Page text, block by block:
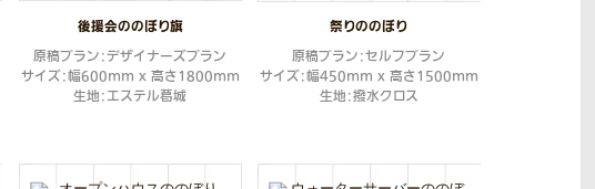
後援会ののぼり旗
原稿プラン：デザイナーズプラン
サイズ：幅600mm x 高さ1800mm
生地：エステル葛城
祭りののぼり
原稿プラン：セルフプラン
サイズ：幅450mm x 高さ1500mm
生地：撥水クロス